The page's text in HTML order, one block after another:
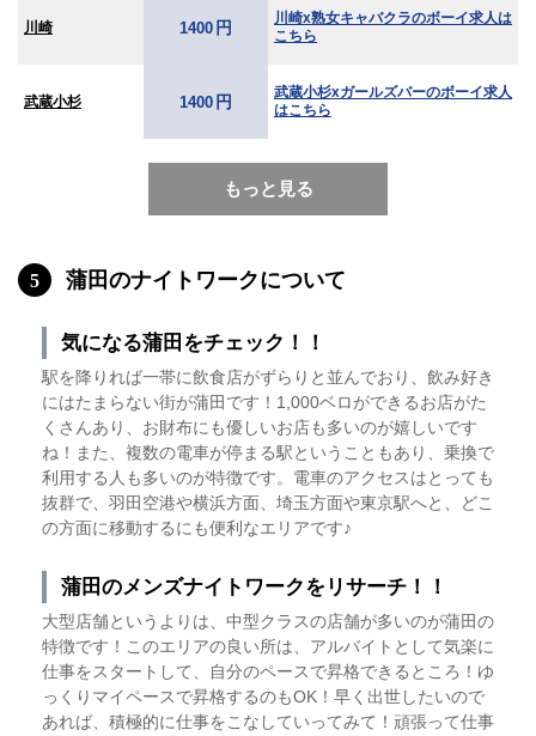
川崎 1400 円
川崎x熟女キャバクラのボーイ求人は
こちら
武蔵小杉 1400 円
武蔵小杉xガールズバーのボーイ求人
はこちら
もっと見る
5 蒲田のナイトワークについて
気になる蒲田をチェック！！
駅を降りれば一帯に飲食店がずらりと並んでおり、飲み好き
にはたまらない街が蒲田です！1,000ベロができるお店がた
くさんあり、お財布にも優しいお店も多いのが嬉しいです
ね！ また、複数の電車が停まる駅ということもあり、乗換で
利用する人も多いのが特徴です。電車のアクセスはとっても
抜群で、羽田空港や横浜方面、埼玉方面や東京駅へと、どこ
の方面に移動するにも便利なエリアです♪
蒲田のメンズナイトワークをリサーチ！！
大型店舗というよりは、中型クラスの店舗が多いのが蒲田の
特徴です！このエリアの良い所は、アルバイトとして気楽に
仕事をスタートして、自分のペースで昇格できるところ！ゆ
っくりマイペースで昇格するのもOK！早く出世したいので
あれば、積極的に仕事をこなしていってみて！頑張って仕事